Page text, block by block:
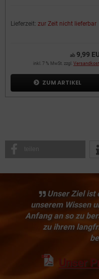
Lieferzeit: zur Zeit nicht lieferbar
ab 9,99
inkl. 7 % MwSt. zzgl.
ZUM ARTIKEL
teilen
Unser Ziel ist
unserem Wissen
Anfang an so zu
zu ihrem
Unser